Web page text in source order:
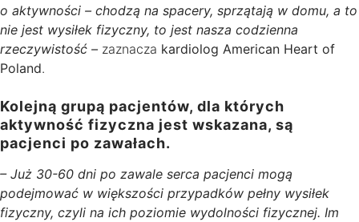
o aktywności – chodzą na spacery, sprzątają w domu, a to
nie jest wysiłek fizyczny, to jest nasza codzienna
rzeczywistość – zaznacza kardiolog American Heart of
Poland.
Kolejną grupą pacjentów, dla których
aktywność fizyczna jest wskazana, są
pacjenci po zawałach.
– Już 30-60 dni po zawale serca pacjenci mogą
podejmować w większości przypadków pełny wysiłek
fizyczny, czyli na ich poziomie wydolności fizycznej. Im